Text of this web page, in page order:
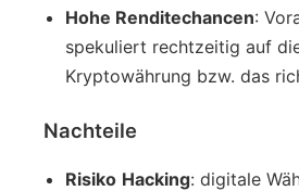
Hohe Renditechancen:
spekuliert rechtzeitig auf
Kryptowährung bzw. das
Nachteile
Risiko Hacking: digitale